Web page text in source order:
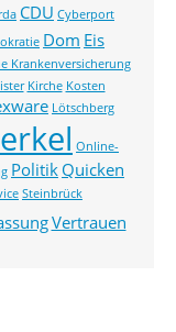
CDU Cyberport
Dom Eis
Krankenversicherung
Kirche Kosten
Lötschberg
Online-
PolitikQuicken
Steinbrück
Vertrauen